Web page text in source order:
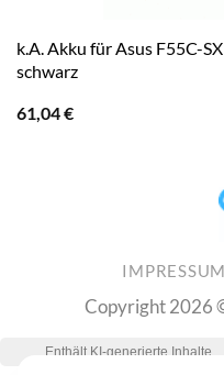
k.A. Akku für Asus F55C-
schwarz
61,04€
IMPRESSUM
Copyright 2026